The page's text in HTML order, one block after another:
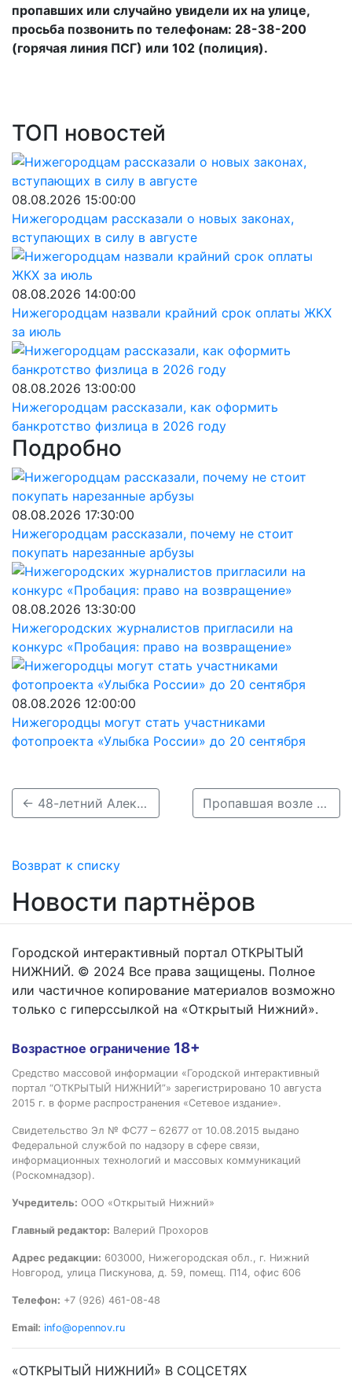
пропавших или случайно увидели их на улице,
просьба позвонить по телефонам: 28-38-200
(горячая линия ПСГ) или 102 (полиция).
ТОП новостей
08.08.2026 15:00:00
Нижегородцам рассказали о новых законах,
вступающих в силу в августе
08.08.2026 14:00:00
Нижегородцам назвали крайний срок оплаты ЖКХ
за июль
08.08.2026 13:00:00
Нижегородцам рассказали, как оформить
банкротство физлица в 2026 году
Подробно
08.08.2026 17:30:00
Нижегородцам рассказали, почему не стоит
покупать нарезанные арбузы
08.08.2026 13:30:00
Нижегородских журналистов пригласили на
конкурс «Пробация: право на возвращение»
08.08.2026 12:00:00
Нижегородцы могут стать участниками
фотопроекта «Улыбка России» до 20 сентября
← 48-летний Алексей Волкоморов пропал в Нижнем Новгороде Пропавшая возле нижегородской лыжной базы Наталья Кустова найдена →
Возврат к списку
Новости партнёров
Городской интерактивный портал ОТКРЫТЫЙ
НИЖНИЙ. © 2024 Все права защищены. Полное
или частичное копирование материалов возможно
только с гиперссылкой на «Открытый Нижний».
Возрастное ограничение 18+
Средство массовой информации «Городской интерактивный
портал “ОТКРЫТЫЙ НИЖНИЙ”» зарегистрировано 10 августа
2015 г. в форме распространения «Сетевое издание».
Свидетельство Эл № ФС77 – 62677 от 10.08.2015 выдано
Федеральной службой по надзору в сфере связи,
информационных технологий и массовых коммуникаций
(Роскомнадзор).
Учредитель: ООО «Открытый Нижний»
Главный редактор: Валерий Прохоров
Адрес редакции: 603000, Нижегородская обл., г. Нижний
Новгород, улица Пискунова, д. 59, помещ. П14, офис 606
Телефон: +7 (926) 461-08-48
Email: info@opennov.ru
«ОТКРЫТЫЙ НИЖНИЙ» В СОЦСЕТЯХ